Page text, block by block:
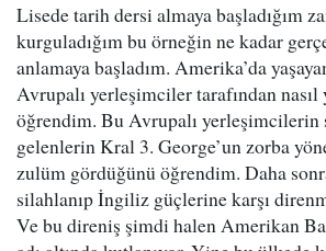
Lisede tarih dersi almaya başladığım
kurguladığım bu örneğin ne kadar
anlamaya başladım. Amerika’da
Avrupalı yerleşimciler tarafından
öğrendim. Bu Avrupalı yerleşimcilerin
gelenlerin Kral 3. George’un zorba
zulüm gördüğünü öğrendim. Daha
silahlanıp İngiliz güçlerine karşı
Ve bu direniş şimdi halen Amerikan